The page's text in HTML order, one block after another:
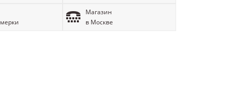
Магазин
в Москве